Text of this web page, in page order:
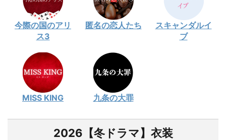
今際の国のアリ
ス3
匿名の恋人たち
スキャンダルイ
ブ
MISS KING 九条の大罪
2026【冬ドラマ】衣装